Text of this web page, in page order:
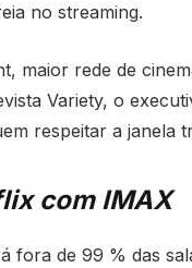
no streaming.
maior rede de
Variety, o
respeitar a janela
com IMAX
fora de 99 % das